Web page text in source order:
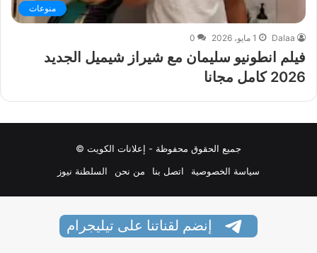
منوعات
Dalaa 1 مايو، 2026 0
فيلم انطونيو سليمان مع شيراز شيميل الجديد
2026 كامل مجانا
جميع الحقوق محفوظة - إعلانات الكويت ©
سياسة الخصوصية
اتصل بنا من نحن السلطنة نيوز
إنضم لقناتنا على تيليجرام